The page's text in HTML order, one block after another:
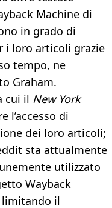
Machine di
in grado di
i loro articoli grazie
tempo, ne
Graham.
cui il New York
l’accesso di
dei loro articoli;
sta attualmente
utilizzato
Wayback
limitando il